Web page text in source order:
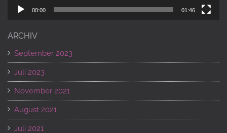
00:00 01:46
ARCHIV
September 2023
Juli 2023
November 2021
August 2021
Juli 2021